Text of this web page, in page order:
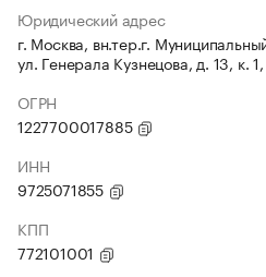
Юридический адрес
г. Москва, вн.тер.г.
ул. Генерала Кузнецова, д. 13, к.
ОГРН
1227700017885
ИНН
9725071855
КПП
772101001